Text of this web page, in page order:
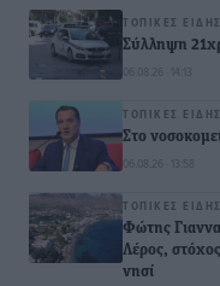
ΤΟΠΙΚΈΣ
Σύλληψη
06.08.26 · 14:13
ΤΟΠΙΚΈΣ
Στο
06.08.26 · 13:58
ΤΟΠΙΚΈΣ
Φώτης
Λέρος,
νησί